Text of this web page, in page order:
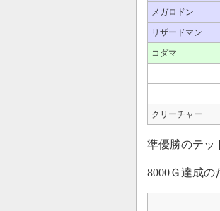
メガロドン
リザードマン
コダマ
クリーチャー
準優勝のテッ
8000Ｇ達成の